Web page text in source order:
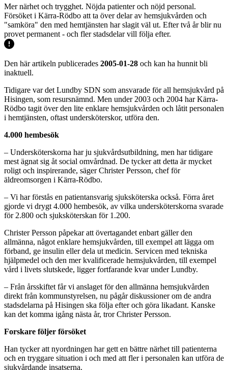
Mer närhet och trygghet. Nöjda patienter och nöjd personal.
Försöket i Kärra-Rödbo att ta över delar av hemsjukvården och
"samköra" den med hemtjänsten har slagit väl ut. Efter två år blir nu
provet permanent - och fler stadsdelar vill följa efter.
Den här artikeln publicerades 2005-01-28 och kan ha hunnit bli
inaktuell.
Tidigare var det Lundby SDN som ansvarade för all hemsjukvård på
Hisingen, som resursnämnd. Men under 2003 och 2004 har Kärra-
Rödbo tagit över den lite enklare hemsjukvården och låtit personalen
i hemtjänsten, oftast undersköterskor, utföra den.
4.000 hembesök
– Undersköterskorna har ju sjukvårdsutbildning, men har tidigare
mest ägnat sig åt social omvårdnad. De tycker att detta är mycket
roligt och inspirerande, säger Christer Persson, chef för
äldreomsorgen i Kärra-Rödbo.
– Vi har förstås en patientansvarig sjuksköterska också. Förra året
gjorde vi drygt 4.000 hembesök, av vilka undersköterskorna svarade
för 2.800 och sjuksköterskan för 1.200.
Christer Persson påpekar att övertagandet enbart gäller den
allmänna, något enklare hemsjukvården, till exempel att lägga om
förband, ge insulin eller dela ut medicin. Servicen med tekniska
hjälpmedel och den mer kvalificerade hemsjukvården, till exempel
vård i livets slutskede, ligger fortfarande kvar under Lundby.
– Från årsskiftet får vi anslaget för den allmänna hemsjukvården
direkt från kommunstyrelsen, nu pågår diskussioner om de andra
stadsdelarna på Hisingen ska följa efter och göra likadant. Kanske
kan det komma igång nästa år, tror Christer Persson.
Forskare följer försöket
Han tycker att nyordningen har gett en bättre närhet till patienterna
och en tryggare situation i och med att fler i personalen kan utföra de
sjukvårdande insatserna.